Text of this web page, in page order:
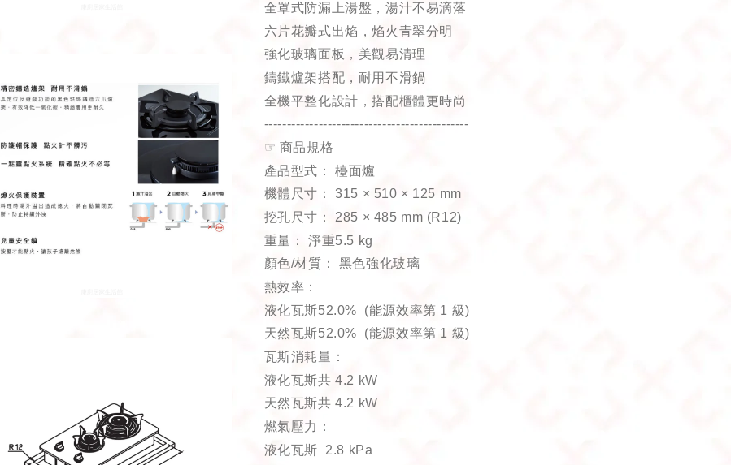
全罩式防漏上湯盤，湯汁不易滴落
六片花瓣式出焰，焰火青翠分明
強化玻璃面板，美觀易清理
鑄鐵爐架搭配，耐用不滑鍋
全機平整化設計，搭配櫃體更時尚
---------------------------------------------
☞ 商品規格
產品型式：
檯面爐
機體尺寸：
315 × 510 × 125 mm
挖孔尺寸：
285 × 485 mm (R12)
重量：
淨重5.5 kg
顏色/材質：
黑色強化玻璃
熱效率：
液化瓦斯52.0% (能源效率第 1 級)
天然瓦斯52.0% (能源效率第 1 級)
瓦斯消耗量：
液化瓦斯共 4.2 kW
天然瓦斯共 4.2 kW
燃氣壓力：
液化瓦斯 2.8 kPa